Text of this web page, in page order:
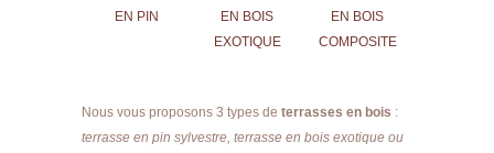
EN PIN
EN BOIS
EXOTIQUE
EN BOIS
COMPOSITE
Nous vous proposons 3 types de terrasses en bois :
terrasse en pin sylvestre, terrasse en bois exotique ou